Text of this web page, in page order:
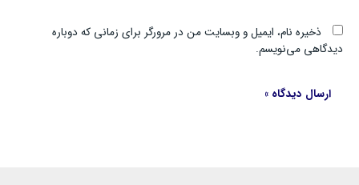
ذخیره نام، ایمیل و وبسایت من در مرورگر برای زمانی که دوباره
دیدگاهی می‌نویسم.